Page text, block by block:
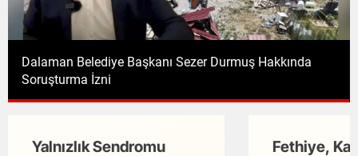
Dalaman Engelsiz Kafe: Sosyal Hayatta Fırsat Eşitliği
Başladı!
Yalnızlık Sendromu
Fethiye,